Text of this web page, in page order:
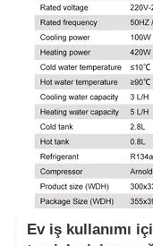
Ev iş kullanımı